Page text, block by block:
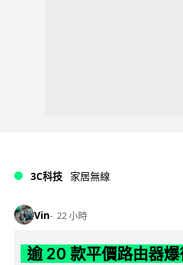
3C科技 家居無線
Vin 22 小時
逾 20 款平價路由器